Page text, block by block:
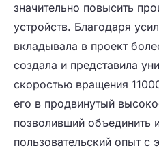
значительно повысить
устройств. Благодаря
вкладывала в проект
создала и представила
скоростью вращения
его в продвинутый
позволивший объединить
пользовательский опыт с